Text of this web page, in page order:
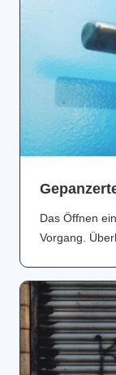
Das Öffnen
Vorgang.